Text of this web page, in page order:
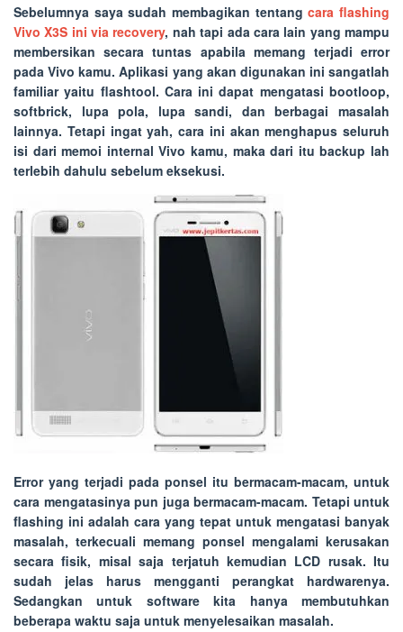
Sebelumnya saya sudah membagikan tentangcara flashing
Vivo X3S ini via recovery, nah tapi ada cara lain yang mampu
membersikan secara tuntas apabila memang terjadi error
pada Vivo kamu. Aplikasi yang akan digunakan ini sangatlah
familiar yaitu flashtool. Cara ini dapat mengatasi bootloop,
softbrick, lupa pola, lupa sandi, dan berbagai masalah
lainnya. Tetapi ingat yah, cara ini akan menghapus seluruh
isi dari memoi internal Vivo kamu, maka dari itu backup lah
terlebih dahulu sebelum eksekusi.
Error yang terjadi pada ponsel itu bermacam-macam, untuk
cara mengatasinya pun juga bermacam-macam. Tetapi untuk
flashing ini adalah cara yang tepat untuk mengatasi banyak
masalah, terkecuali memang ponsel mengalami kerusakan
secara fisik, misal saja terjatuh kemudian LCD rusak. Itu
sudah jelas harus mengganti perangkat hardwarenya.
Sedangkan untuk software kita hanya membutuhkan
beberapa waktu saja untuk menyelesaikan masalah.